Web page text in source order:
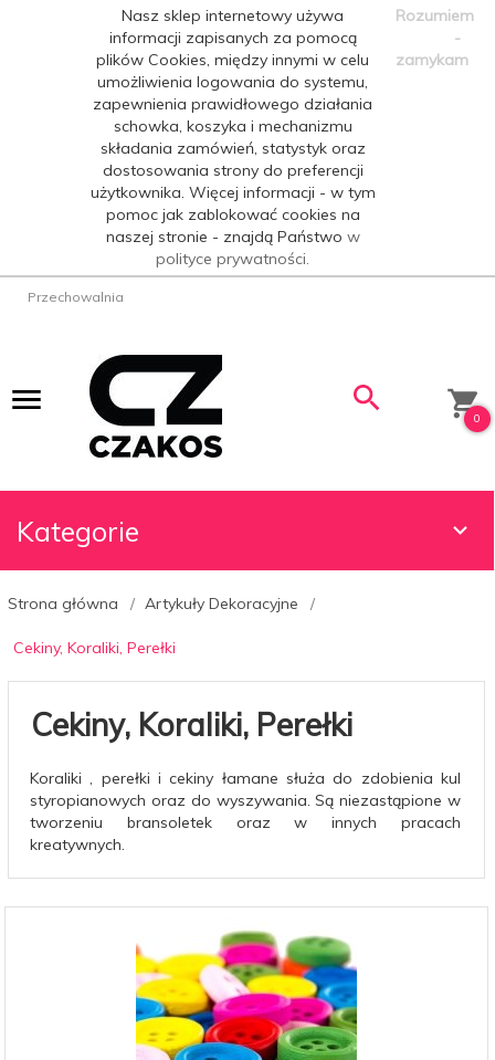
Nasz sklep internetowy używa
informacji zapisanych za pomocą
plików Cookies, między innymi w celu
umożliwienia logowania do systemu,
zapewnienia prawidłowego działania
schowka, koszyka i mechanizmu
składania zamówień, statystyk oraz
dostosowania strony do preferencji
użytkownika. Więcej informacji - w tym
pomoc jak zablokować cookies na
naszej stronie - znajdą Państwo w
polityce prywatności.
Rozumiem
-
zamykam
Przechowalnia
0
Kategorie
Strona główna Artykuły Dekoracyjne
Cekiny, Koraliki, Perełki
Cekiny, Koraliki, Perełki
Koraliki , perełki i cekiny łamane służa do zdobienia kul
styropianowych oraz do wyszywania. Są niezastąpione w
tworzeniu bransoletek oraz w innych pracach
kreatywnych.